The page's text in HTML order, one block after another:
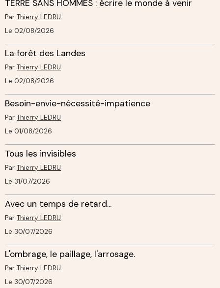
TERRE SANS HOMMES : écrire le monde à venir
Par Thierry LEDRU
Le 02/08/2026
La forêt des Landes
Par Thierry LEDRU
Le 02/08/2026
Besoin-envie-nécessité-impatience
Par Thierry LEDRU
Le 01/08/2026
Tous les invisibles
Par Thierry LEDRU
Le 31/07/2026
Avec un temps de retard...
Par Thierry LEDRU
Le 30/07/2026
L'ombrage, le paillage, l'arrosage.
Par Thierry LEDRU
Le 30/07/2026